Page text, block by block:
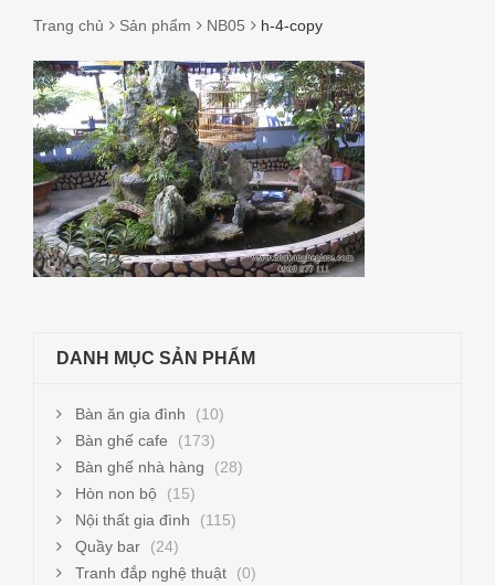
Trang chủ Sản phẩm NB05 h-4-copy
H-
4-
COPY
DANH MỤC SẢN PHẨM
Bàn ăn gia đình
(10)
Bàn ghế cafe
(173)
Bàn ghế nhà hàng
(28)
Hòn non bộ
(15)
Nội thất gia đình
(115)
Quầy bar
(24)
Tranh đắp nghệ thuật
(0)